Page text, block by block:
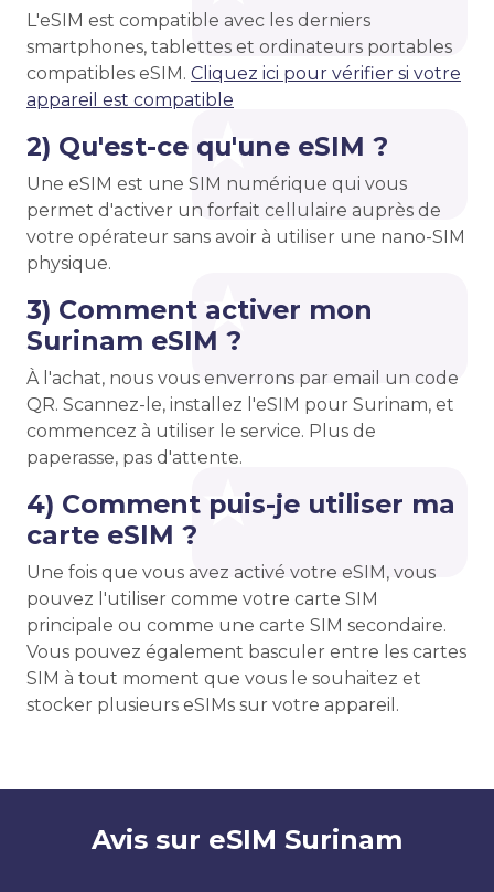
L'eSIM est compatible avec les derniers
smartphones, tablettes et ordinateurs portables
compatibles eSIM. Cliquez ici pour vérifier si votre
appareil est compatible
2) Qu'est-ce qu'une eSIM ?
Une eSIM est une SIM numérique qui vous
permet d'activer un forfait cellulaire auprès de
votre opérateur sans avoir à utiliser une nano-SIM
physique.
3) Comment activer mon
Surinam eSIM ?
À l'achat, nous vous enverrons par email un code
QR. Scannez-le, installez l'eSIM pour Surinam, et
commencez à utiliser le service. Plus de
paperasse, pas d'attente.
4) Comment puis-je utiliser ma
carte eSIM ?
Une fois que vous avez activé votre eSIM, vous
pouvez l'utiliser comme votre carte SIM
principale ou comme une carte SIM secondaire.
Vous pouvez également basculer entre les cartes
SIM à tout moment que vous le souhaitez et
stocker plusieurs eSIMs sur votre appareil.
Avis sur eSIM Surinam